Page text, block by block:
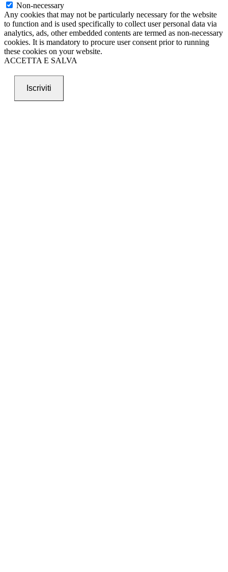
Non-necessary
Any cookies that may not be particularly necessary for the website
to function and is used specifically to collect user personal data via
analytics, ads, other embedded contents are termed as non-necessary
cookies. It is mandatory to procure user consent prior to running
these cookies on your website.
ACCETTA E SALVA
Iscriviti